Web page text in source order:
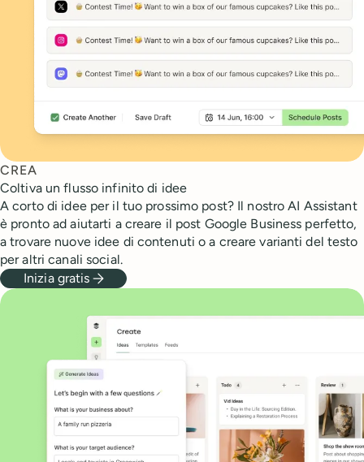
CREA
Coltiva un flusso infinito di idee
A corto di idee per il tuo prossimo post? Il nostro AI Assistant
è pronto ad aiutarti a creare il post Google Business perfetto,
a trovare nuove idee di contenuti o a creare varianti del testo
per altri canali social.
Inizia gratis